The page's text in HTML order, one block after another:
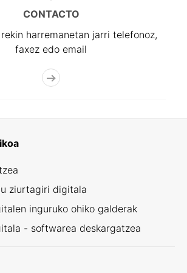
CONTACTO
harremanetan jarri telefonoz,
faxez edo email
ziurtagiri digitala
inguruko ohiko galderak
- softwarea deskargatzea